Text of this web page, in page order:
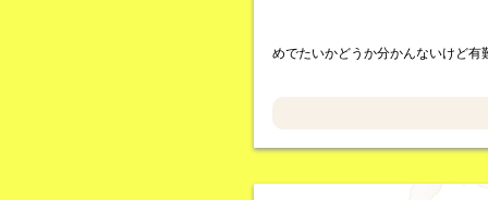
めでたいかどうか分かんないけど有